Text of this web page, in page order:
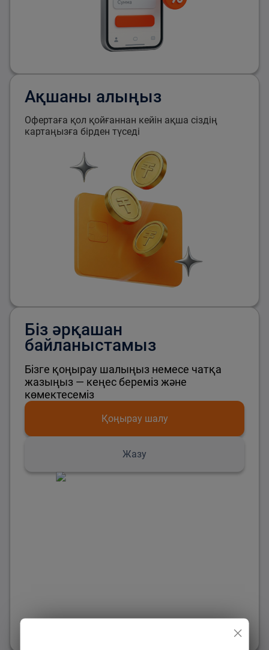
Ақшаны алыңыз
Офертаға қол қойғаннан кейін ақша сіздің
картаңызға бірден түседі
Біз әрқашан
байланыстамыз
Бізге қоңырау шалыңыз немесе чатқа
жазыңыз — кеңес береміз және
көмектесеміз
Қоңырау шалу
Жазу